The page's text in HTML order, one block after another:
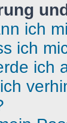
ich
ich
ich